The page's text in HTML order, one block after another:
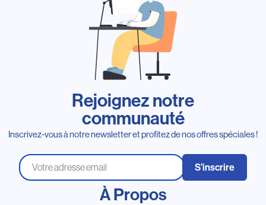
Rejoignez notre
communauté
Inscrivez-vous à notre newsletter et profitez de nos offres spéciales !
S’inscrire
À Propos